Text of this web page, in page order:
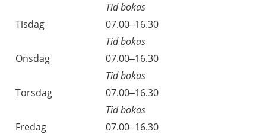
Tid bokas
Tisdag
07.00–16.30
Tid bokas
Onsdag
07.00–16.30
Tid bokas
Torsdag
07.00–16.30
Tid bokas
Fredag
07.00–16.30